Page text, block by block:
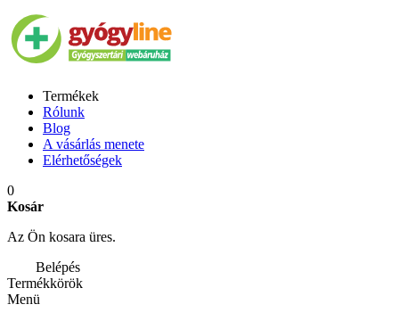
Termékek
Rólunk
Blog
A vásárlás menete
Elérhetőségek
0
Kosár
Az Ön kosara üres.
Belépés
Termékkörök
Menü